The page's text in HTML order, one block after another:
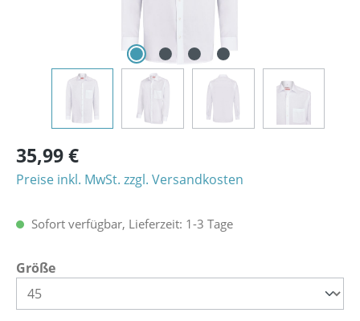
35,99 €
Preise inkl. MwSt. zzgl. Versandkosten
Sofort verfügbar, Lieferzeit: 1-3 Tage
Größeauswählen